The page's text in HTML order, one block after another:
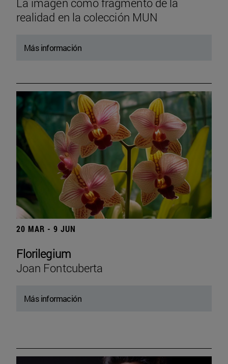
La imagen como fragmento de la
realidad en la colección MUN
Más información
20 MAR - 9 JUN
Florilegium
Joan Fontcuberta
Más información